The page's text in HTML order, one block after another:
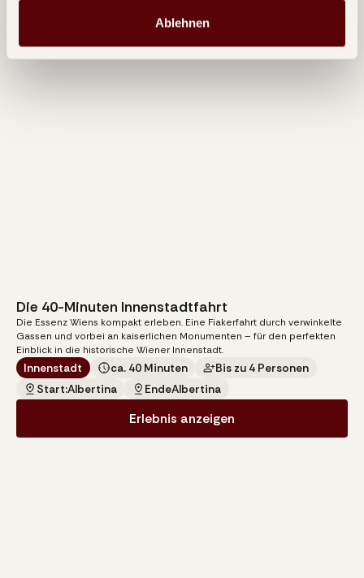
Ablehnen
105€
pro Kutsche
Die 40-Minuten Innenstadtfahrt
Die Essenz Wiens kompakt erleben. Eine Fiakerfahrt durch verwinkelte
Gassen und vorbei an kaiserlichen Monumenten – für den perfekten
Einblick in die historische Wiener Innenstadt.
Innenstadt ca. 40 Minuten
Bis zu 4 Personen
Start:Albertina EndeAlbertina
Erlebnis anzeigen